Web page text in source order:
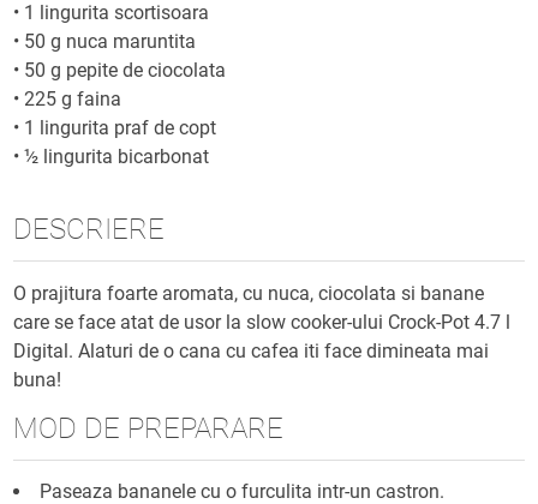
• 1 lingurita scortisoara
• 50 g nuca maruntita
• 50 g pepite de ciocolata
• 225 g faina
• 1 lingurita praf de copt
•½ lingurita bicarbonat
DESCRIERE
O prajitura foarte aromata, cu nuca, ciocolata si banane
care se face atat de usor la slow cooker-ului Crock-Pot 4.7 l
Digital. Alaturi de o cana cu cafea iti face dimineata mai
buna!
MOD DE PREPARARE
Paseaza bananele cu o furculita intr-un castron.